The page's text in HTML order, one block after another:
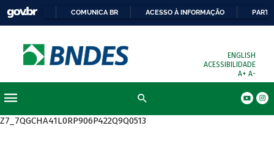
COMUNICA BR ACESSO À INFORMAÇÃO
ENGLISH
ACESSIBILIDADE
A+ A-
Z7_7QGCHA41L0RP906P422Q9Q0513